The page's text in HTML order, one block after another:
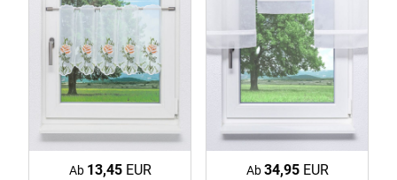
Ab 13,45EUR Ab34,95EUR